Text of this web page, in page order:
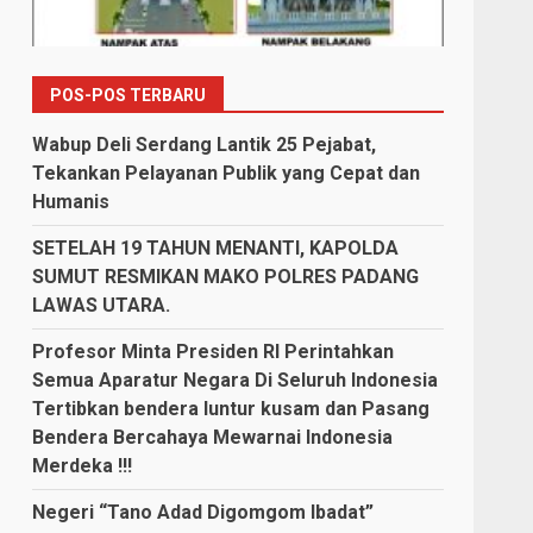
POS-POS TERBARU
Wabup Deli Serdang Lantik 25 Pejabat,
Tekankan Pelayanan Publik yang Cepat dan
Humanis
SETELAH 19 TAHUN MENANTI, KAPOLDA
SUMUT RESMIKAN MAKO POLRES PADANG
LAWAS UTARA.
Profesor Minta Presiden RI Perintahkan
Semua Aparatur Negara Di Seluruh Indonesia
Tertibkan bendera luntur kusam dan Pasang
Bendera Bercahaya Mewarnai Indonesia
Merdeka !!!
Negeri “Tano Adad Digomgom Ibadat”